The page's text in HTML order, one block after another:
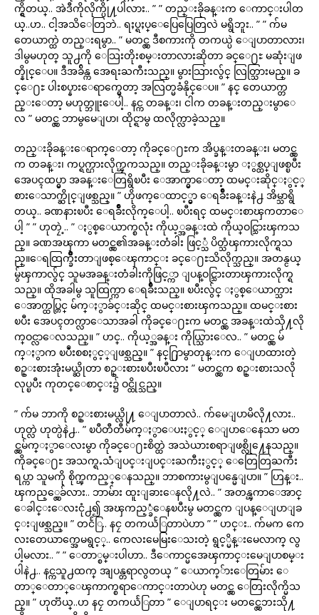
က္ရွိတယ္.. အဲဒီကိုလိုက္ပို႔ပါလား.. ” ” တည္းခိုခန္းက ေကာင္းပါတ
ယ္..ဟ.. ငါ့အသိေတြဘဲ.. ရႈပ္ရႈပ္ေပြေပြေတြလဲ မရွိဘူး.. ” ” က်မ
တေယာက္ထဲ တည္းရမွာ.. ” မတင္လွ ဒီစကားကို တကယ္ပဲ ေျပာတာလား၊
ဒါမွမဟုတ္ သူ႕ကို ေသြးတိုးစမ္းတာလားဆိုတာ ခင္ေ႐ႊ မဆုံးျဖ
တ္နိုင္ေပ။ ဒီအခ်ိန္က အေရးႀကီးသည္။ မွားသြားလွ်င္ လြတ္သြားမည္။ ခ
င္ေ႐ႊ ပါးစပ္နားေရာက္မွေတာ့ အလြတ္မခံနိုင္ေပ။ ” နင္ တေယာက္တ
ည္းေတာ့ မဟုတ္ဘူးေပါ့.. နင္က တခန္း၊ ငါက တခန္းတည္းမွာေ
လ ” မတင္လွ ဘာမွမေျပာ၊ ထိုင္ရာမွ ထလိုက္လာခဲ့သည္။
တည္းခိုခန္းေရာက္ေတာ့ ကိုခင္ေ႐ႊက အိပ္ခန္းတခန္း၊ မတင္လွ
က တခန္း၊ ကပ္ရက္ဌားလိုက္ၾကသည္။ တည္းခိုခန္းမွာ ႏွစ္ထပ္ျဖစ္ၿပီး
အေပၚထပ္မွာ အခန္းေတြရွိၿပီး ေအာက္မွာေတာ့ ထမင္းဆိုင္ႏွင့္
စားေသာက္ဆိုင္ျဖစ္သည္။ ” ဟိုဖက္ေထာင့္မွာ ေရခ်ိဳးခန္းနဲ႕ အိမ္သာရွိ
တယ္.. ခဏနားၿပီး ေရခ်ိဳးလိုက္ေပါ့.. ၿပီးရင္ ထမင္းစာၾကတာေ
ပါ့ ” ” ဟုတၠဲ့.. ” ႏွစ္ေယာက္စလုံး ကိုယ့္အခန္းထဲ ကိုယ္ဝင္သြားၾကသ
ည္။ ခဏအၾကာ မတင္လွ၏အခန္းတံခါး ဖြင့္သံ ပိတ္သံၾကားလိုက္ရသ
ည္။ေရထြက္ခ်ိဳးတာျဖစ္ေၾကာင္း ခင္ေ႐ႊသိလိုက္သည္။ အတန္ငယ္
မွ်ၾကာလွ်င္ သူမအခန္းတံခါးကိုဖြင့္ကာ ျပန္ဝင္သြားတာၾကားလိုက္ရ
သည္။ ထိုအခါမွ သူထြက္ကာ ေရခ်ိဳးသည္။ ၿပီးလွ်င္ ႏွစ္ေယာက္သား
ေအာက္ထပ္တြင္ မ်က္ႏွာခ်င္းဆိုင္ ထမင္းစားၾကသည္။ ထမင္းစား
ၿပီး အေပၚတက္လာေသာအခါ ကိုခင္ေ႐ႊက မတင္လွ အခန္းထဲသို႔လို
က္ဝင္လာေလသည္။ ” ဟင္.. ကိုယ့္အခန္း ကိုယ္သြားေလ.. ” မတင္လွ မ်
က္ႏွာက ၿပဳံးစစႏွင့္ျဖစ္သည္။ ” နင္႐ြာမွာတုန္းက ေျပာထားတဲ့
စဥ္းစားအုံးမယ္ဆိုတာ စဥ္းစားၿပီးၿပီလား ” မတင္လွက စဥ္းစားသလို
လုပ္ၿပီး ကုတင္ေစာင္း၌ ဝင္ထိုင္သည္။
” က်မ ဘာကို စဥ္းစားမယ္လို႔ ေျပာတာလဲ.. က်မေျပာမိလို႔လား..
ဟုတ္လဲ ဟုတ္ပဲနဲ႕.. ” ၿပီတီတီမ်က္ႏွာေပးႏွင့္ ေျပာေနေသာ မတ
င္လွမ်က္ႏွာေလးမွာ ကိုခင္ေ႐ႊစိတ္ထဲ အသဲယားစရာျဖစ္လို႔ေနသည္။
ကိုခင္ေ႐ႊ အသက္ရႉသံျပင္းျပင္းႀကီးႏွင့္ ေတြေတြႀကီး
ရပ္ကာ သူမကို စိုက္ၾကည့္ေနသည္။ ဘာစကားမွျပန္မေျပာ။ ” ဟြန္း..
ၾကည့္လွေခ်လား.. ဘာမ်ား ထူးျခားေနလို႔လဲ.. ” အတန္ၾကာေအာင္
ေခါင္းေလးငုံ႕၍ အၾကည့္ခံေနၿပီးမွ မတင္လွက ျပန္ေျပာျခ
င္းျဖစ္သည္။ ” တငႅြ.. နငၠ တကယႅြတာပဲဟာ ” ” ဟင္း.. က်မက ကေ
လးတေယာက္အေမရွင့္.. ကေလးမေမြးေသးတဲ့ ရွင့္မိန္းမေလာက္ လွ
ပါ့မလား.. ” ” ေတာ္စမ္းပါဟာ.. ဒီေကာင္မအေၾကာင္းမေျပာစမ္း
ပါနဲ႕.. နင္ကသူ႕ထက္ အျပန္တရာလွတယ္ ” ေယာက္်ားေတြမ်ား ေ
တာ္ေတာ္ေၾကာက္စရာေကာင္းတာပဲဟု မတင္လွ ေတြးလိုက္မိသ
ည္။ ” ဟုတၱယ္..ဟ နငၠ တကယႅြတာ ” ေျပာရင္း မတင္လွေဘးသို႔